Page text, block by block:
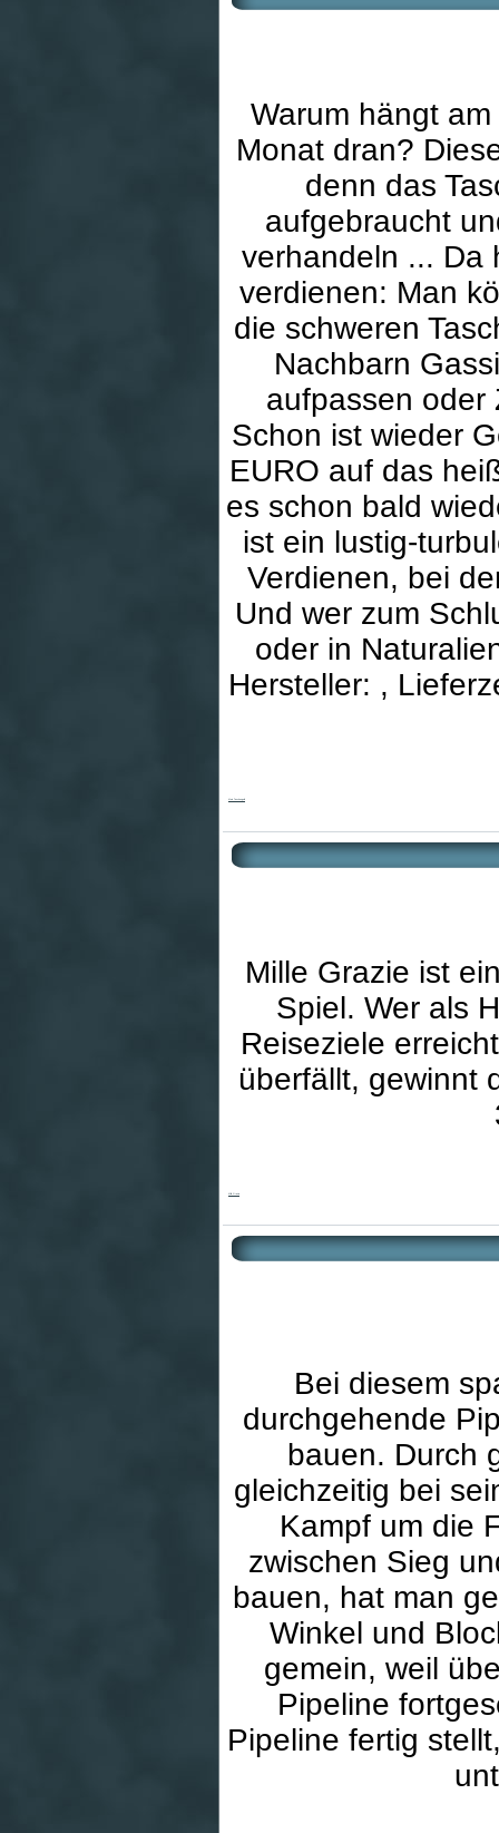
Warum hängt
Monat dran?
denn das
aufgebraucht
verhandeln ... Da
verdienen: Man
die schweren
Nachbarn
aufpassen oder
Schon ist wieder
EURO auf das
es schon bald
ist ein lustig-
Verdienen, bei
Und wer zum
oder in
Hersteller: ,
Mille Grazie ist
Spiel. Wer als
Reiseziele
überfällt, gewinnt
Bei diesem
durchgehende
bauen. Durch
gleichzeitig bei
Kampf um die
zwischen Sieg
bauen, hat man
Winkel und
gemein, weil
Pipeline
Pipeline fertig